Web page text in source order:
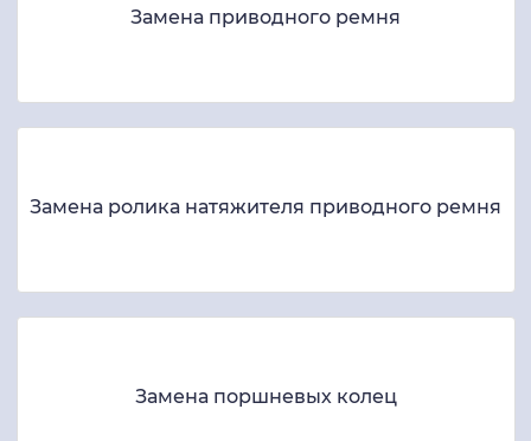
Замена приводного ремня
Замена ролика натяжителя приводного ремня
Замена поршневых колец